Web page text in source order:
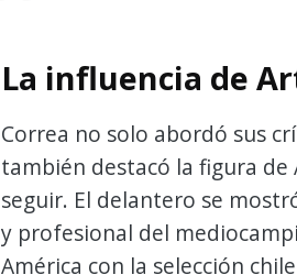
La influencia de
Correa no solo abordó sus
también destacó la figura
seguir. El delantero se
y profesional del
América con la selección